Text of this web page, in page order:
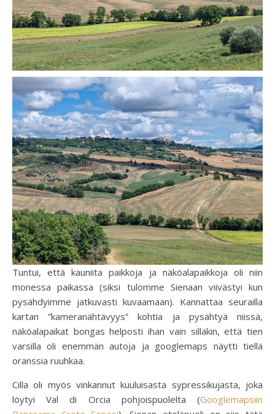
Tuntui, että kauniita paikkoja ja näköalapaikkoja oli niin
monessa paikassa (siksi tulomme Sienaan viivästyi kun
pysähdyimme jatkuvasti kuvaamaan). Kannattaa seurailla
kartan ”kameranähtävyys” kohtia ja pysähtyä niissä,
näköalapaikat bongas helposti ihan vain silläkin, että tien
varsilla oli enemmän autoja ja googlemaps näytti tiellä
oranssia ruuhkaa.
Cilla oli myös vinkannut kuuluisasta sypressikujasta, joka
löytyi Val di Orcia pohjoispuolelta (Googlemapsiin